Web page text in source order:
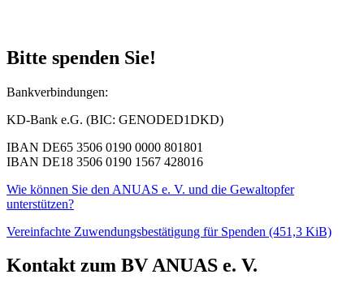
Bitte spenden Sie!
Bankverbindungen:
KD-Bank e.G. (BIC: GENODED1DKD)
IBAN DE65 3506 0190 0000 801801
IBAN DE18 3506 0190 1567 428016
Wie können Sie den ANUAS e. V. und die Gewaltopfer
unterstützen?
Vereinfachte Zuwendungsbestätigung für Spenden (451,3 KiB)
Kontakt zum BV ANUAS e. V.